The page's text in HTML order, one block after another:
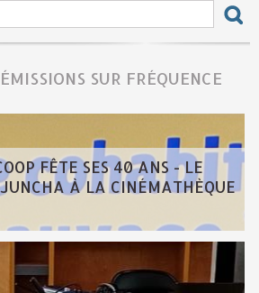
SUR FRÉQUENCE
FÊTE SES 40 ANS - LE
À LA CINÉMATHÈQUE